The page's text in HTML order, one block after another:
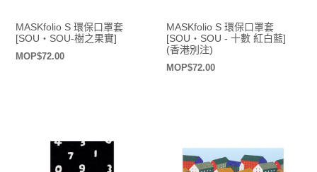
MASKfolio S 環保口罩套
[SOU・SOU-樹之果實]
定
MOP$72.00
MASKfolio S 環保口罩套
[SOU・SOU - 十數 紅白藍]
(香港別注)
定
MOP$72.00